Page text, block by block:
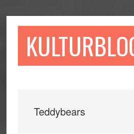
till
till
sidofältet
till
Teddybears